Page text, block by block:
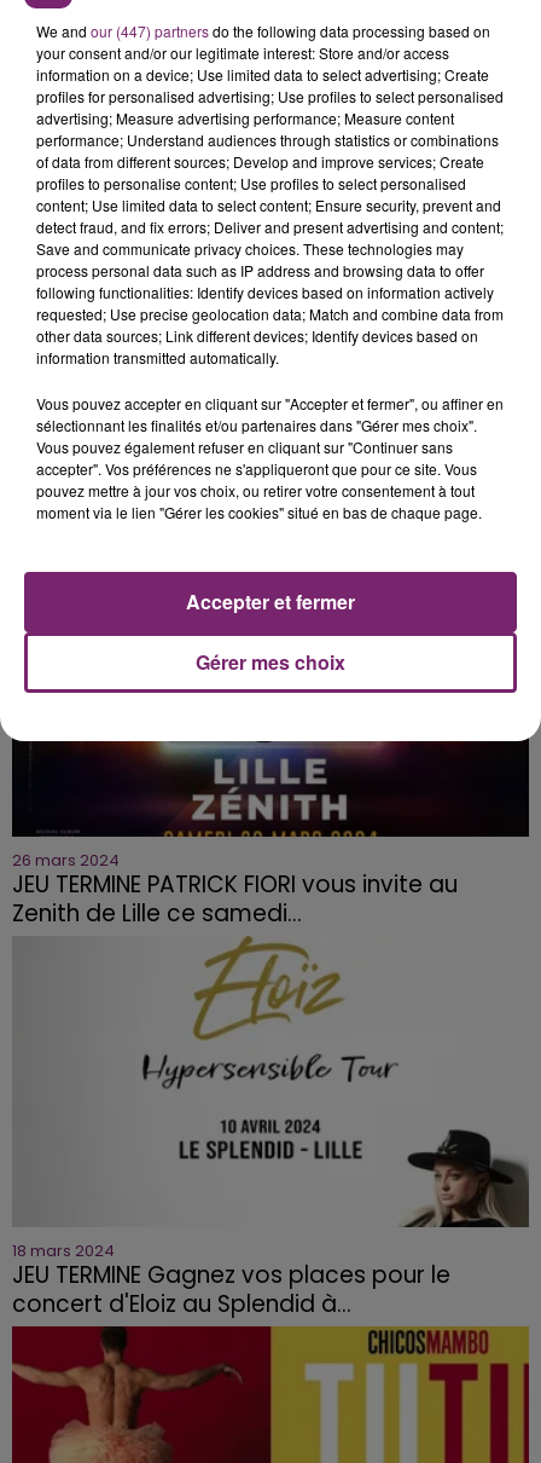
LES AUTRES JEUX >
26 mars 2024
JEU TERMINE PATRICK FIORI vous invite au
Zenith de Lille ce samedi...
18 mars 2024
JEU TERMINE Gagnez vos places pour le
concert d'Eloiz au Splendid à...
We and our (447) partnersdo the following data processing based on
your consent and/or our legitimate interest: Store and/or access
information on a device; Use limited data to select advertising; Create
profiles for personalised advertising; Use profiles to select personalised
advertising; Measure advertising performance; Measure content
performance; Understand audiences through statistics or combinations
of data from different sources; Develop and improve services; Create
profiles to personalise content; Use profiles to select personalised
content; Use limited data to select content; Ensure security, prevent and
detect fraud, and fix errors; Deliver and present advertising and content;
Save and communicate privacy choices. These technologies may
process personal data such as IP address and browsing data to offer
following functionalities: Identify devices based on information actively
requested; Use precise geolocation data; Match and combine data from
other data sources; Link different devices; Identify devices based on
information transmitted automatically.
Vous pouvez accepter en cliquant sur "Accepter et fermer", ou affiner en
sélectionnant les finalités et/ou partenaires dans "Gérer mes choix".
Vous pouvez également refuser en cliquant sur "Continuer sans
accepter". Vos préférences ne s'appliqueront que pour ce site. Vous
pouvez mettre à jour vos choix, ou retirer votre consentement à tout
moment via le lien "Gérer les cookies" situé en bas de chaque page.
Gérer mes choix
Accepter et fermer